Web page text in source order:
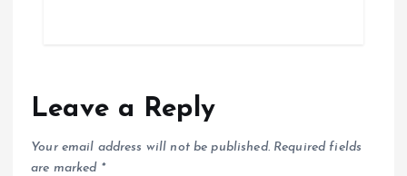
Leave a Reply
Your email address will not be published. Required fields
are marked *